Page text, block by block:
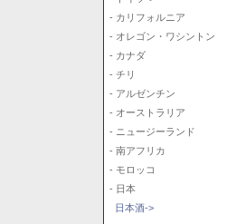
- カリフォルニア
- オレゴン・ワシントン
- カナダ
- チリ
- アルゼンチン
- オーストラリア
- ニュージーランド
- 南アフリカ
- モロッコ
- 日本
日本酒->